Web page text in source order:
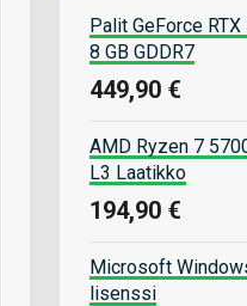
Palit GeForce
8 GB GDDR7
449,90 €
AMD Ryzen 7
L3 Laatikko
194,90 €
Microsoft
lisenssi